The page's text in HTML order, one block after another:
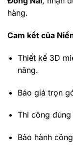
hàng.
Cam kết của
Thiết kế 3D
năng.
Báo giá trọn
Thi công
Bảo hành